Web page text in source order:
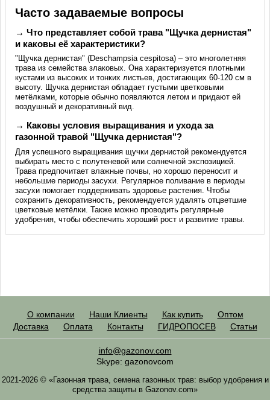
Часто задаваемые вопросы
→ Что представляет собой трава "Щучка дернистая"
и каковы её характеристики?
"Щучка дернистая" (Deschampsia cespitosa) – это многолетняя
трава из семейства злаковых. Она характеризуется плотными
кустами из высоких и тонких листьев, достигающих 60-120 см в
высоту. Щучка дернистая обладает густыми цветковыми
метёлками, которые обычно появляются летом и придают ей
воздушный и декоративный вид.
→ Каковы условия выращивания и ухода за
газонной травой "Щучка дернистая"?
Для успешного выращивания щучки дернистой рекомендуется
выбирать место с полутеневой или солнечной экспозицией.
Трава предпочитает влажные почвы, но хорошо переносит и
небольшие периоды засухи. Регулярное поливание в периоды
засухи помогает поддерживать здоровье растения. Чтобы
сохранить декоративность, рекомендуется удалять отцветшие
цветковые метёлки. Также можно проводить регулярные
удобрения, чтобы обеспечить хороший рост и развитие травы.
О компании Наши Клиенты Как купить
Оптом
Доставка
Оплата Контакты ГИДРОПОСЕВ Статьи
info@gazonov.com
Skype: gazonovcom
2021-2026 © «Газонная трава, семена газонных трав: выбор удобрения и
средства защиты в Gazonov.com»